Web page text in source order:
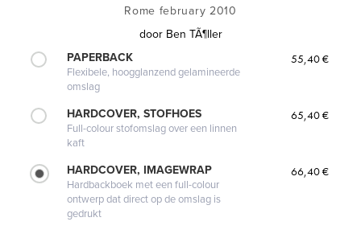
Rome february 2010
door Ben TÃ¶ller
PAPERBACK
Flexibele, hoogglanzend gelamineerde
omslag
55,40 €
HARDCOVER, STOFHOES
Full-colour stofomslag over een linnen
kaft
65,40 €
HARDCOVER, IMAGEWRAP
Hardbackboek met een full-colour
ontwerp dat direct op de omslag is
gedrukt
66,40 €